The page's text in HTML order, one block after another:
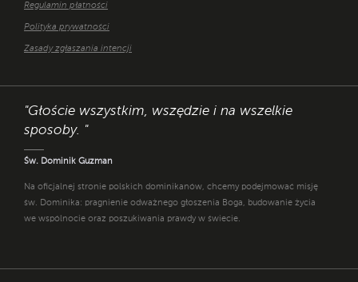
Regulamin płatności
Polityka prywatności
Zasady zgłaszania intencji
"Głoście wszystkim, wszędzie i na wszelkie
sposoby. "
Św. Dominik Guzman
Na oficjalnej stronie polskich dominikanów, chcemy podejmować misję
św. Dominika: pragnienie odważnego głoszenia Boga, budowanie życia
we wspólnocie oraz poszukiwania prawdy w świecie.